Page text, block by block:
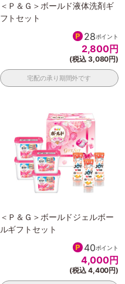
＜Ｐ＆Ｇ＞ボールド液体洗剤ギ
フトセット
28ポイント
2,800円
(税込 3,080円)
宅配の承り期間外です
＜Ｐ＆Ｇ＞ボールドジェルボー
ルギフトセット
40ポイント
4,000円
(税込 4,400円)